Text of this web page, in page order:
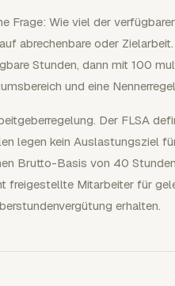
Frage: Wie viel der
abrechenbare oder
Stunden, dann mit 100
und eine
Der FLSA
legen kein Auslastungsziel
Brutto-Basis von 40
freigestellte Mitarbeiter für
erhalten.